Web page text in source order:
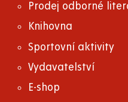
Prodej odborné
Knihovna
Sportovní aktivity
Vydavatelství
E-shop